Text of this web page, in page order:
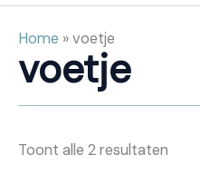
Home »voetje
voetje
Toont alle 2 resultaten